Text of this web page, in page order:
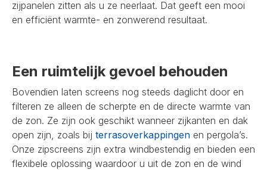
zijpanelen zitten als u ze neerlaat. Dat geeft een mooi
en efficiënt warmte- en zonwerend resultaat.
Een ruimtelijk gevoel behouden
Bovendien laten screens nog steeds daglicht door en
filteren ze alleen de scherpte en de directe warmte van
de zon. Ze zijn ook geschikt wanneer zijkanten en dak
open zijn, zoals bij terrasoverkappingen en pergola’s.
Onze zipscreens zijn extra windbestendig en bieden een
flexibele oplossing waardoor u uit de zon en de wind